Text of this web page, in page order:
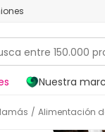
Nuestra
/ Alimentación